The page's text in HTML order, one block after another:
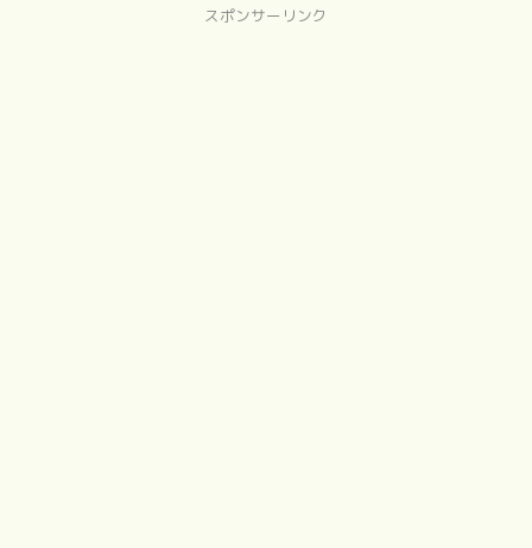
スポンサーリンク